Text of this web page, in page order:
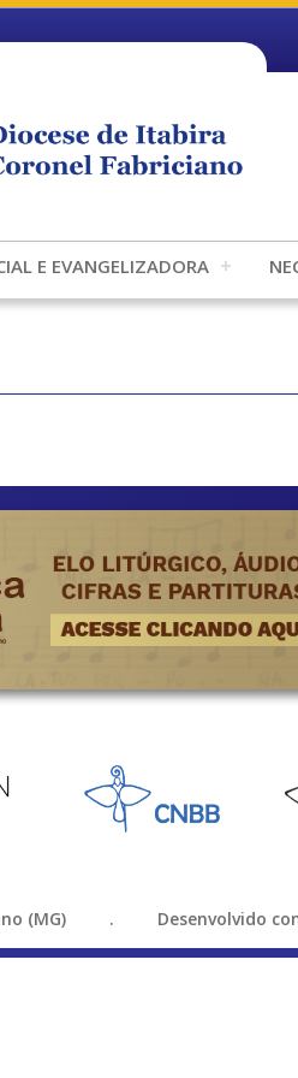
E EVANGELIZADORA
(MG) . Desenvolvido